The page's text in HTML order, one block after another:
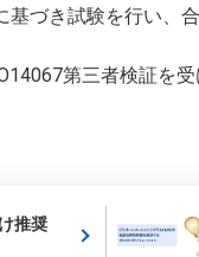
基づき試験を行い、
第三者検証を受
推奨